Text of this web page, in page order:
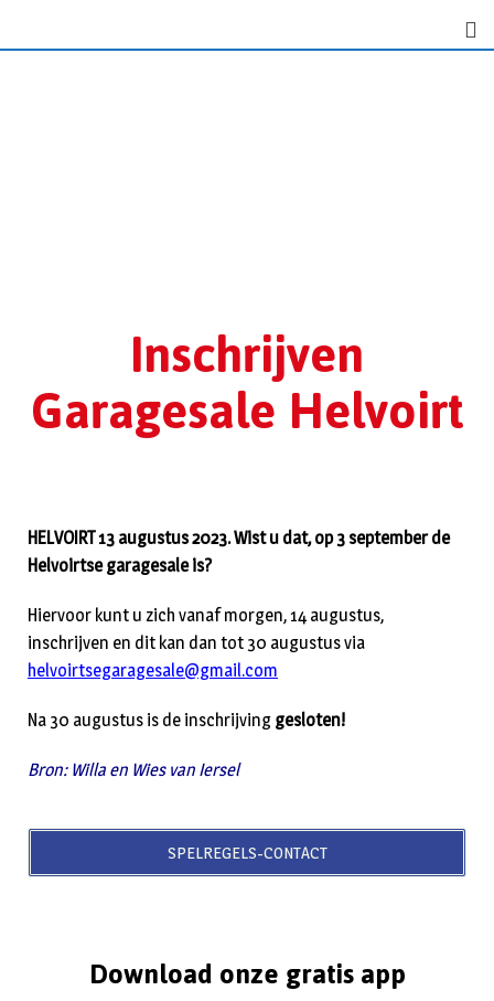
Inschrijven
Garagesale Helvoirt
HELVOIRT 13 augustus 2023. Wist u dat, op 3 september de
Helvoirtse garagesale is?
Hiervoor kunt u zich vanaf morgen, 14 augustus,
inschrijven en dit kan dan tot 30 augustus via
helvoirtsegaragesale@gmail.com
Na 30 augustus is de inschrijving gesloten!
Bron: Willa en Wies van Iersel
SPELREGELS-CONTACT
Download onze gratis app